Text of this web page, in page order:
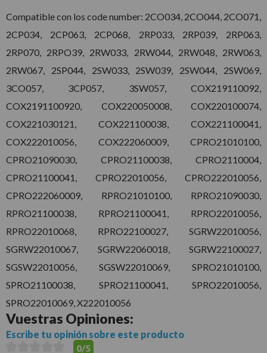
Compatible con los code number: 2CO034, 2CO044, 2CO071,
2CP034, 2CP063, 2CP068, 2RP033, 2RP039, 2RP063,
2RP070, 2RPO39, 2RW033, 2RW044, 2RW048, 2RW063,
2RW067, 2SP044, 2SW033, 2SW039, 2SW044, 2SW069,
3CO057, 3CP057, 3SW057, COX219110092,
COX2191100920, COX220050008, COX220100074,
COX221030121, COX221100038, COX221100041,
COX222010056, COX222060009, CPRO21010100,
CPRO21090030, CPRO21100038, CPRO2110004,
CPRO21100041, CPRO22010056, CPRO222010056,
CPRO222060009, RPRO21010100, RPRO21090030,
RPRO21100038, RPRO21100041, RPRO22010056,
RPRO22010068, RPRO22100027, SGRW22010056,
SGRW22010067, SGRW22060018, SGRW22100027,
SGSW22010056, SGSW22010069, SPRO21010100,
SPRO21100038, SPRO21100041, SPRO22010056,
SPRO22010069, X222010056
Vuestras Opiniones:
Escribe tu opinión sobre este producto
0/5